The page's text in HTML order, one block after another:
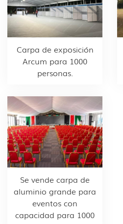
Carpa de exposición
Arcum para 1000
personas.
Se vende carpa de
aluminio grande para
eventos con
capacidad para 1000